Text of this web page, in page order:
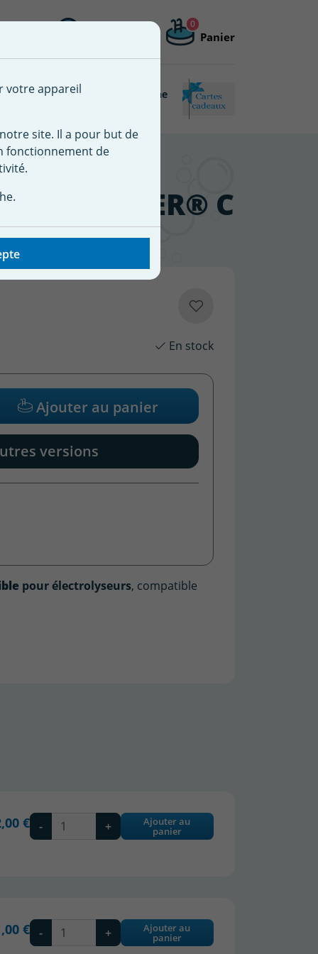
0
Panier
Piscine Matériel de piscine
C
En stock
Ajouter au panier
versions
pour électrolyseurs, compatible
€ - + Ajouter au
panier
€ - + Ajouter au
panier
votre appareil
site. Il a pour but de
fonctionnement de